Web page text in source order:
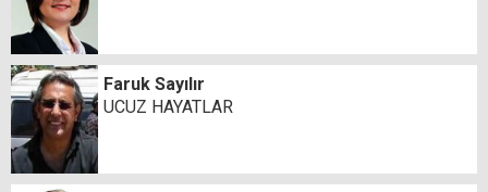
Faruk Sayılır
UCUZ HAYATLAR